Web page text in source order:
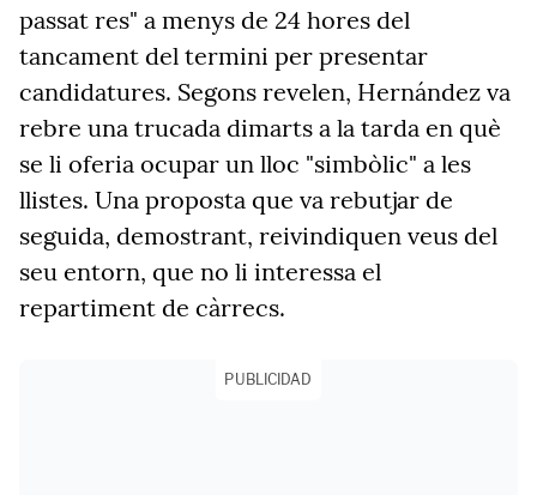
passat res" a menys de 24 hores del
tancament del termini per presentar
candidatures. Segons revelen, Hernández va
rebre una trucada dimarts a la tarda en què
se li oferia ocupar un lloc "simbòlic" a les
llistes. Una proposta que va rebutjar de
seguida, demostrant, reivindiquen veus del
seu entorn, que no li interessa el
repartiment de càrrecs.
PUBLICIDAD